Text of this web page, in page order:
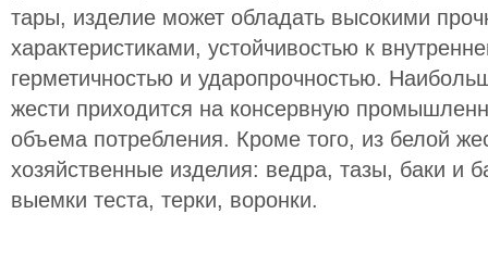
тары, изделие может обладать высокими
характеристиками, устойчивостью к
герметичностью и ударопрочностью.
жести приходится на консервную
объема потребления. Кроме того, из белой
хозяйственные изделия: ведра, тазы, баки и
выемки теста, терки, воронки.